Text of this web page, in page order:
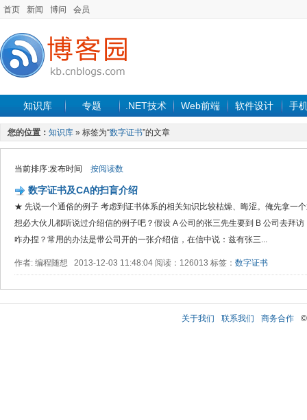
首页 新闻 博问 会员
知识库 专题 .NET技术 Web前端 软件设计 手
您的位置： 知识库 » 标签为“数字证书”的文章
当前排序:发布时间 按阅读数
数字证书及CA的扫盲介绍
★ 先说一个通俗的例子 考虑到证书体系的相关知识比较枯燥、晦涩。俺先拿一
想必大伙儿都听说过介绍信的例子吧？假设 A 公司的张三先生要到 B 公司去拜
咋办捏？常用的办法是带公司开的一张介绍信，在信中说：兹有张三...
作者: 编程随想 2013-12-03 11:48:04 阅读：126013 标签： 数字证书
关于我们 联系我们 商务合作